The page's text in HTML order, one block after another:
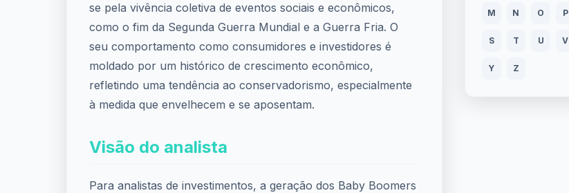
se pela vivência coletiva de eventos sociais e econômicos,
como o fim da Segunda Guerra Mundial e a Guerra Fria. O
seu comportamento como consumidores e investidores é
moldado por um histórico de crescimento econômico,
refletindo uma tendência ao conservadorismo, especialmente
à medida que envelhecem e se aposentam.
Visão do analista
Para analistas de investimentos, a geração dos Baby Boomers
M N O P
S T U V
Y Z